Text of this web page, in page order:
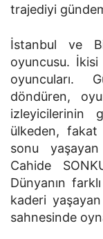
trajediyi
İstanbul ve
oyuncusu.
oyuncuları.
döndüren,
izleyicilerinin
ülkeden, fakat
sonu
Cahide
Dünyanın
kaderi
sahnesinde